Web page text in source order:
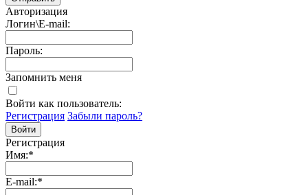
Авторизация
Логин\E-mail:
Пароль:
Запомнить меня
Войти как пользователь:
Регистрация Забыли пароль?
Регистрация
Имя:*
E-mail:*